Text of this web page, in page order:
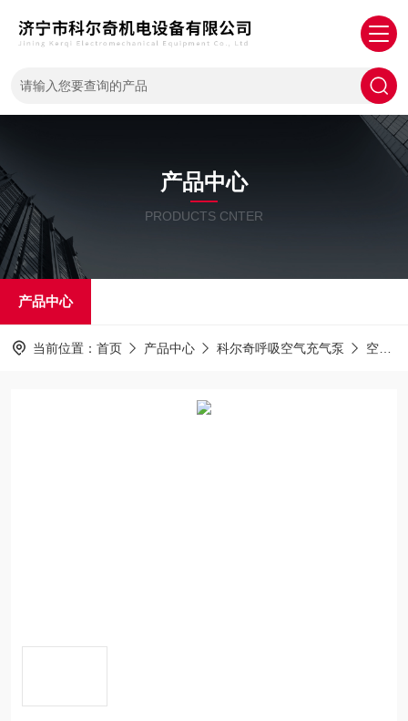
产品中心
PRODUCTS CNTER
产品中心
当前位置： 首页 产品中心 科尔奇呼吸空气充气泵 空气压缩机